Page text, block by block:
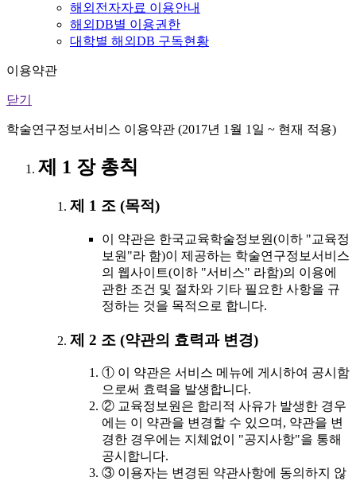
해외전자자료 이용안내
해외DB별 이용권한
대학별 해외DB 구독현황
이용약관
닫기
학술연구정보서비스 이용약관 (2017년 1월 1일 ~ 현재 적용)
제 1 장 총칙
제 1 조 (목적)
이 약관은 한국교육학술정보원(이하 "교육정
보원"라 함)이 제공하는 학술연구정보서비스
의 웹사이트(이하 "서비스" 라함)의 이용에
관한 조건 및 절차와 기타 필요한 사항을 규
정하는 것을 목적으로 합니다.
제 2 조 (약관의 효력과 변경)
① 이 약관은 서비스 메뉴에 게시하여 공시함
으로써 효력을 발생합니다.
② 교육정보원은 합리적 사유가 발생한 경우
에는 이 약관을 변경할 수 있으며, 약관을 변
경한 경우에는 지체없이 "공지사항"을 통해
공시합니다.
③ 이용자는 변경된 약관사항에 동의하지 않